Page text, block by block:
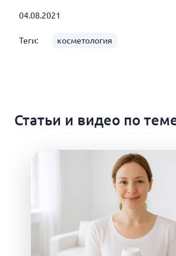
04.08.2021
Теги: косметология
Статьи и видео по